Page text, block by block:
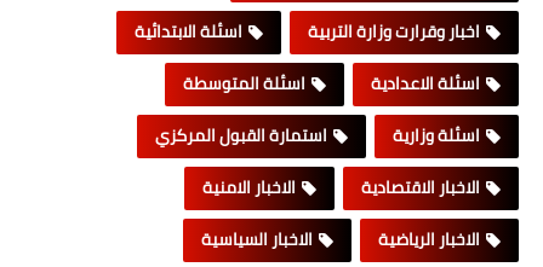
اخبار وقرارت وزارة التربية
اسئلة الابتدائية
اسئلة الاعدادية
اسئلة المتوسطة
اسئلة وزارية
استمارة القبول المركزي
الاخبار الاقتصادية
الاخبار الامنية
الاخبار الرياضية
الاخبار السياسية